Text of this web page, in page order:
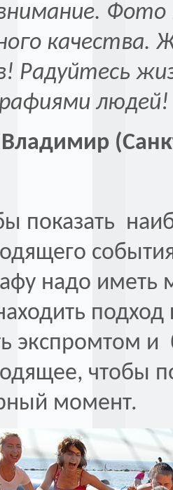
Фото
качества.
Радуйтесь
людей!
Владимир
показать
надо иметь
экспромтом и
чтобы
момент.